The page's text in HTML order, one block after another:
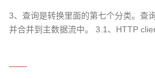
3、查询是转换里面的第七个分类。查
并合并到主数据流中。 3.1、HTTP